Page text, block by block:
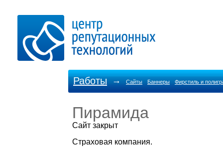
Работы → Сайты Баннеры Фирстиль и
Пирамида
Cайт закрыт
Страховая компания.